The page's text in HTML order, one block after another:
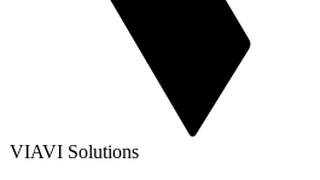
VIAVI Solutions